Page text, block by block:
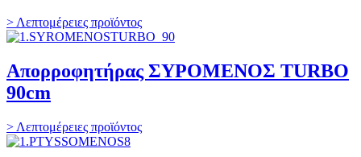
> Λεπτομέρειες προϊόντος
Απορροφητήρας ΣΥΡΟΜΕΝΟΣ TURBO
90cm
> Λεπτομέρειες προϊόντος